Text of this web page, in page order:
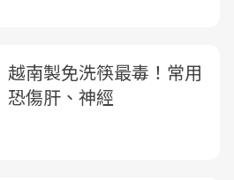
越南製免洗筷最毒！常用
恐傷肝、神經